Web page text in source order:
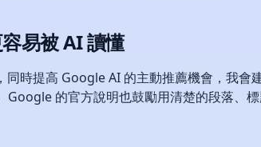
易被 AI 讀懂
時提高 Google AI 的主動推薦機會，我
的官方說明也鼓勵用清楚的段落、